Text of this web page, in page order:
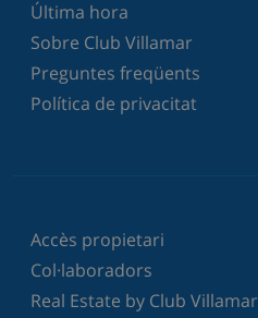
Última hora
Sobre Club Villamar
Preguntes freqüents
Política de privacitat
Accès propietari
Col·laboradors
Real Estate by Club Villamar